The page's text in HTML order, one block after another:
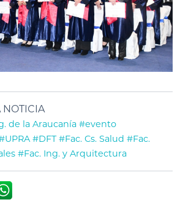
NOTICIA
de la Araucanía #evento
#DFT #Fac. Cs. Salud #Fac.
#Fac. Ing. y Arquitectura